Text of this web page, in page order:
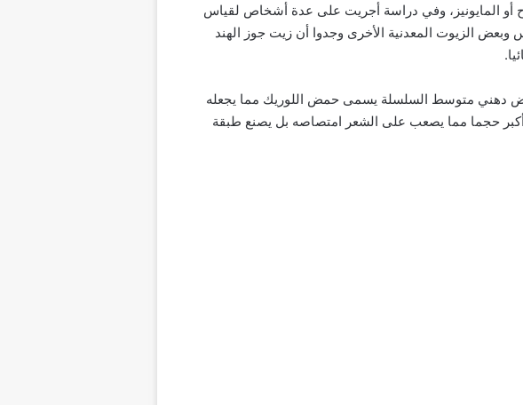
أو المايونيز، وفي دراسة أجريت على عدة أشخاص لقياس
الزيوت المعدنية الأخرى وجدوا أن زيت جوز الهند
دهني متوسط ​​السلسلة يسمى حمض اللوريك مما يجعله
حجما مما يصعب على الشعر امتصاصه بل يصنع طبقة